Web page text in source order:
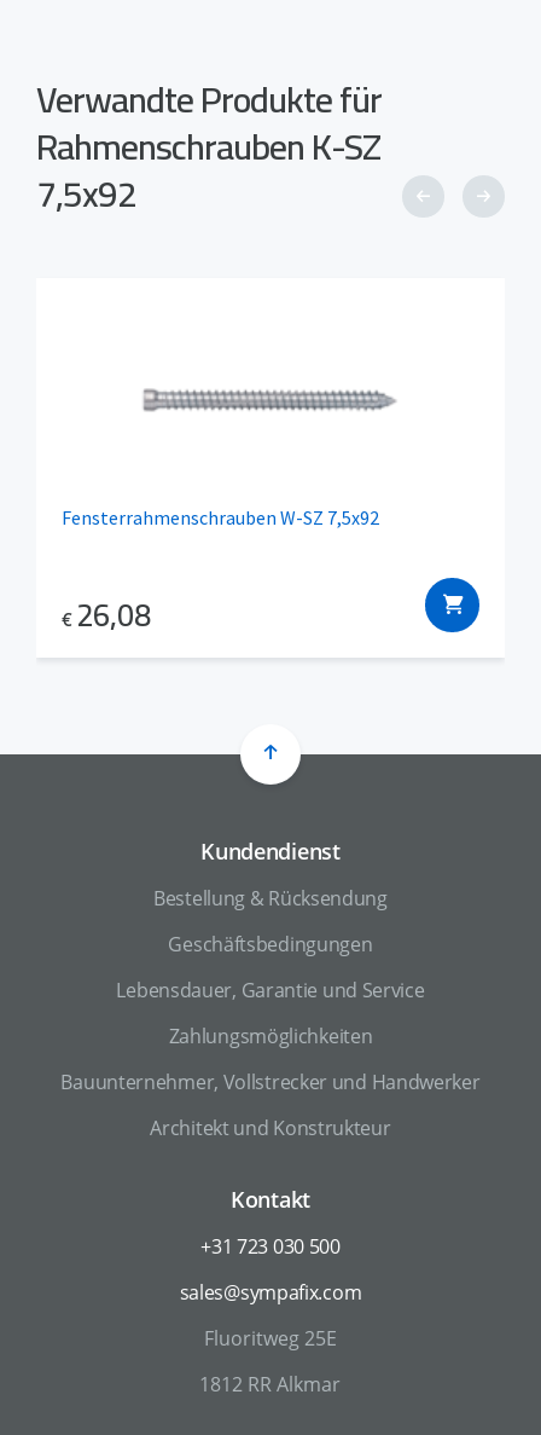
Verwandte Produkte für
Rahmenschrauben K-SZ
7,5x92
Fensterrahmenschrauben W-SZ 7,5x92
€ 26,08
Kundendienst
Bestellung & Rücksendung
Geschäftsbedingungen
Lebensdauer, Garantie und Service
Zahlungsmöglichkeiten
Bauunternehmer, Vollstrecker und Handwerker
Architekt und Konstrukteur
Kontakt
+31 723 030 500
sales@sympafix.com
Fluoritweg 25E
1812 RR Alkmar